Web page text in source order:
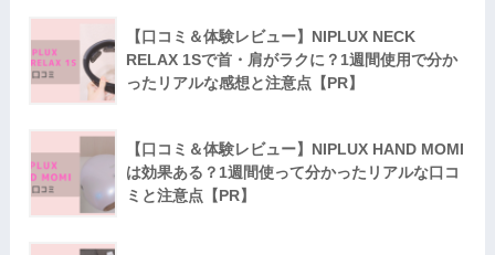
【口コミ＆体験レビュー】NIPLUX NECK
RELAX 1Sで首・肩がラクに？1週間使用で分か
ったリアルな感想と注意点【PR】
【口コミ＆体験レビュー】NIPLUX HAND MOMI
は効果ある？1週間使って分かったリアルな口コ
ミと注意点【PR】